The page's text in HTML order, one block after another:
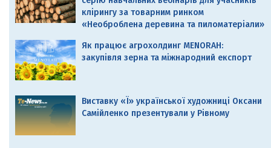
клірингу за товарним ринком
«Необроблена деревина та пиломатеріали»
Як працює агрохолдинг MENORAH:
закупівля зерна та міжнародний експорт
Виставку «Ї» української художниці Оксани
Самійленко презентували у Рівному